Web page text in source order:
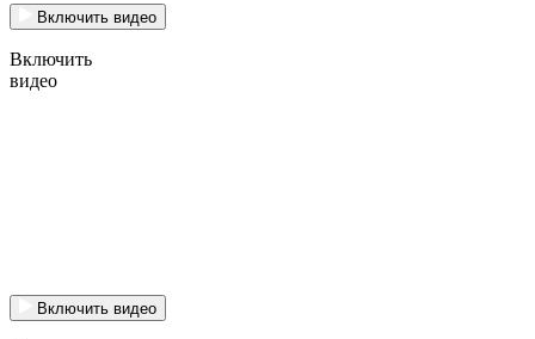
Включить видео
Включить
видео
Включить видео